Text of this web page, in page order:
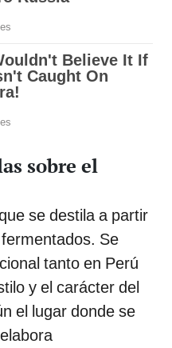
sobre el
se destila a partir
Se
tanto en Perú
y el carácter del
el lugar donde se